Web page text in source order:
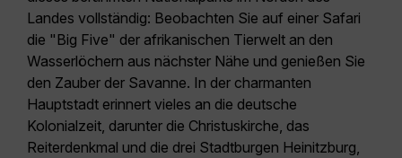
Landes vollständig: Beobachten Sie auf einer Safari
die "Big Five" der afrikanischen Tierwelt an den
Wasserlöchern aus nächster Nähe und genießen Sie
den Zauber der Savanne. In der charmanten
Hauptstadt erinnert vieles an die deutsche
Kolonialzeit, darunter die Christuskirche, das
Reiterdenkmal und die drei Stadtburgen Heinitzburg,